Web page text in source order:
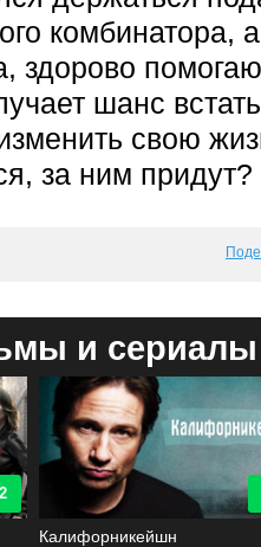
комбинатора,
здорово
шанс
свою
за ним придут?
и сериалы
Калифорникейшн